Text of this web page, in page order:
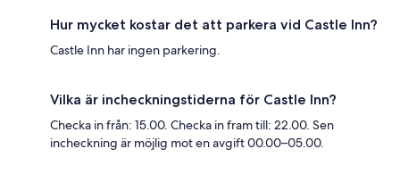
Hur mycket kostar det att parkera vid Castle Inn?
Castle Inn har ingen parkering.
Vilka är incheckningstiderna för Castle Inn?
Checka in från: 15.00. Checka in fram till: 22.00. Sen
incheckning är möjlig mot en avgift 00.00–05.00.